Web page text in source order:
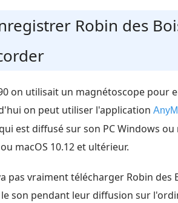
Robin des
on utilisait un magnétoscope pour
on peut utiliser l'application
est diffusé sur son PC Windows
macOS 10.12 et ultérieur.
pas vraiment télécharger Robin des
son pendant leur diffusion sur